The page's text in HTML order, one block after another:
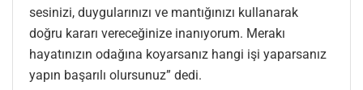
sesinizi, duygularınızı ve mantığınızı kullanarak
doğru kararı vereceğinize inanıyorum. Merakı
hayatınızın odağına koyarsanız hangi işi yaparsanız
yapın başarılı olursunuz” dedi.